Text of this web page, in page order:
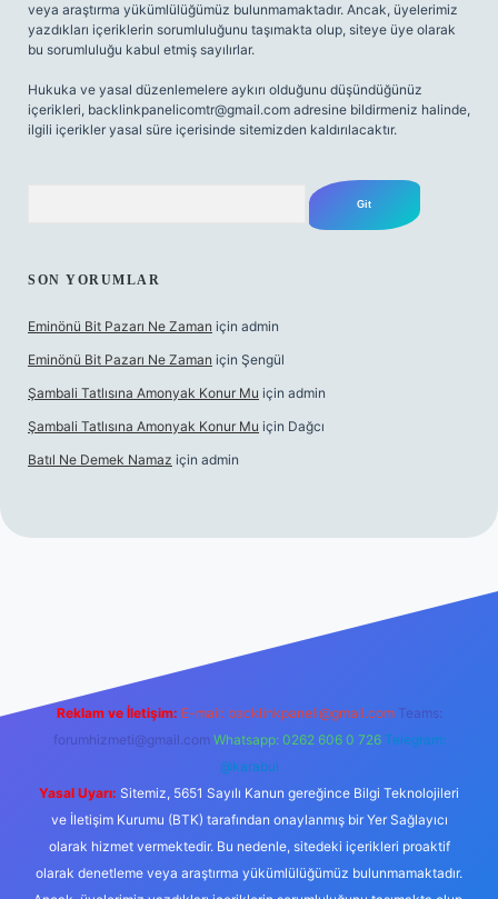
veya araştırma yükümlülüğümüz bulunmamaktadır. Ancak, üyelerimiz
yazdıkları içeriklerin sorumluluğunu taşımakta olup, siteye üye olarak
bu sorumluluğu kabul etmiş sayılırlar.
Hukuka ve yasal düzenlemelere aykırı olduğunu düşündüğünüz
içerikleri, backlinkpanelicomtr@gmail.com adresine bildirmeniz halinde,
ilgili içerikler yasal süre içerisinde sitemizden kaldırılacaktır.
SON YORUMLAR
Eminönü Bit Pazarı Ne Zaman için admin
Eminönü Bit Pazarı Ne Zaman için Şengül
Şambali Tatlısına Amonyak Konur Mu için admin
Şambali Tatlısına Amonyak Konur Mu için Dağcı
Batıl Ne Demek Namaz için admin
Reklam ve İletişim: E-mail: backlinkpaneli@gmail.com Teams:
forumhizmeti@gmail.com Whatsapp: 0262 606 0 726 Telegram:
@karabul
Yasal Uyarı: Sitemiz, 5651 Sayılı Kanun gereğince Bilgi Teknolojileri
ve İletişim Kurumu (BTK) tarafından onaylanmış bir Yer Sağlayıcı
olarak hizmet vermektedir. Bu nedenle, sitedeki içerikleri proaktif
olarak denetleme veya araştırma yükümlülüğümüz bulunmamaktadır.